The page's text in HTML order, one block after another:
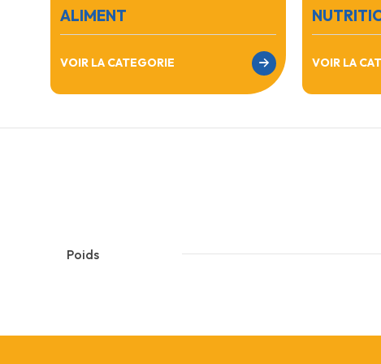
ALIMENT
VOIR LA CATEGORIE VOIR LA
Poids